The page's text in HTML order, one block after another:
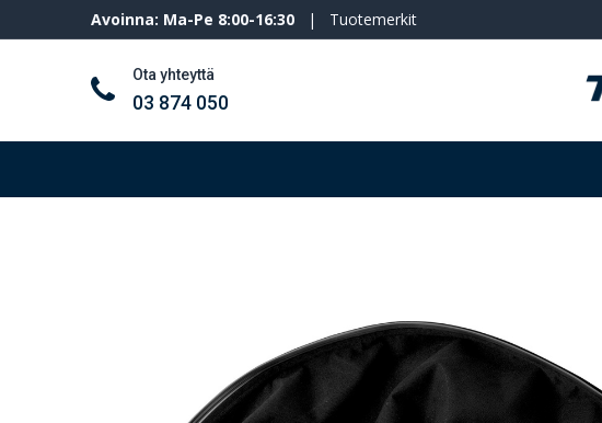
Avoinna: Ma-Pe 8:00-16:30 | Tuotemerkit
Ota yhteyttä
03 874 050